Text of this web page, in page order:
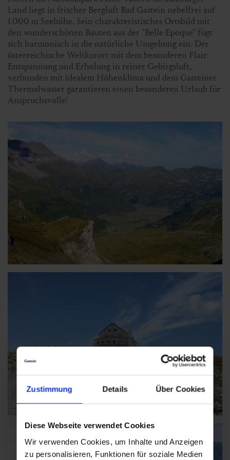
Zustimmung Details Über Cookies
Diese Webseite verwendet Cookies
Wir verwenden Cookies, um Inhalte und Anzeigen
zu personalisieren, Funktionen für soziale Medien
durch die herrlichen „Tauernmähder“ und Almwiesen.
Nach ca. 2 Stunden Gehzeit ist die auf 1.745 Meter hoch
gelegenen Jamnigalm erreicht.
Vom Parkplatz nahe der Jamnigalm werden wir mit dem
Busdienst zum Bahnhof Mallnitz gebracht.
Durch den Tauerntunnel erreicht man mit der
Treffpunkt:
Bahnhof Bad Gastein
Höhenmeter im Aufstieg:
Höhenmeter im Abstieg:
Teilnehmerzahl:
mind. 6 Personen
Transferkosten:ca. € 35,00 pro Person
Wanderführer:
Hans Naglmayr
Gute Kondition ist notwendig.
Zum Mitbringen: Fernglas, Fotoausrüstung, Jause und
Getränk
Anmeldung: bis Mittwoch 16.00 Uhr
Kur- und Tourismusverband Bad Gastein
Land liegt in frischer Bergluft Bad Gastein nebelfrei auf
1.000 m Seehöhe. Sein charakteristisches Ortsbild mit
den wunderschönen Bauten aus der "Belle Epoque" fügt
sich harmonisch in die natürliche Umgebung ein. Der
österreichische Weltkurort mit dem besonderen Flair:
Entspannung und Erholung in reiner Gebirgsluft,
verbunden mit idealem Höhenklima und dem Gasteiner
Thermalwasser garantieren einen besonderen Urlaub für
Anspruchsvolle!